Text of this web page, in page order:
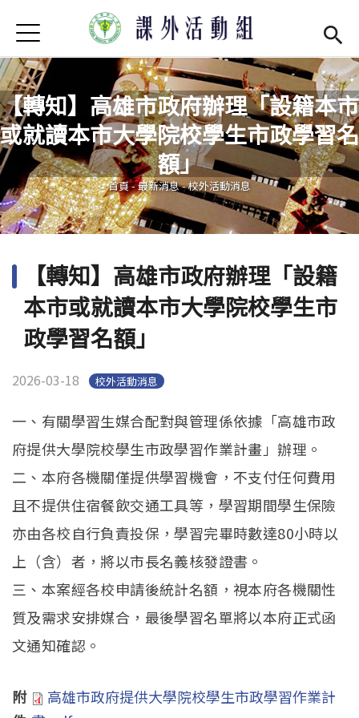
首頁
學務處首頁(link is external)
最新消息
Open
單位介紹
Open
社團現況
Open
社團營運
活動集錦
法令規章
Jump to Navigation
Jump to Main content
【轉知】高雄市政府辦理「設籍本市
或就讀本市大學院校學生市政學習名
額」
您在這裡
首頁-最新消息-校外活動消息
【轉知】高雄市政府辦理「設籍
本市或就讀本市大學院校學生市
政學習名額」
2026-03-18 校外活動消息
一、有關學習生媒合配對與管理係依據「高雄市政
府提供大學院校學生市政學習作業計畫」辦理。
二、本府各機關僅提供學習機會，不支付任何費用
且不提供住宿餐飲交通工具等，學習期間學生保險
亦由各校自行負責投保，學習完畢時數達80小時以
上（含）者，將以市長名義核發證書。
三、本案經各校申請後統計名額，視本府各機關性
質及需求安排媒合，最後學習名單將以本府正式函
文通知確認。
附
高雄市政府提供大學院校學生市政學習作業計